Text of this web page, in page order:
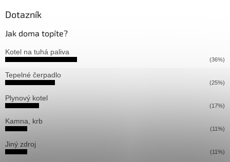
Dotazník
Jak doma topíte?
Kotel na tuhá paliva
(36%)
Tepelné čerpadlo
(25%)
Plynový kotel
(17%)
Kamna, krb
(11%)
Jiný zdroj
(11%)